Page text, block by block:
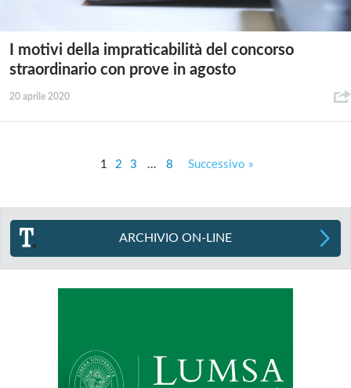
I motivi della impraticabilità del concorso
straordinario con prove in agosto
20 aprile 2020
1 2 3 … 8 Successivo »
ARCHIVIO ON-LINE